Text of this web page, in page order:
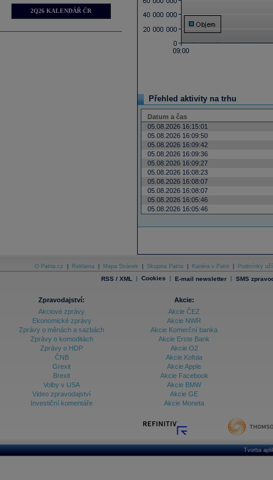
2Q26 KALENDÁŘ ČR
Přehled aktivity na trhu
Datum a čas
05.08.2026 16:15:01
05.08.2026 16:09:50
05.08.2026 16:09:42
05.08.2026 16:09:36
05.08.2026 16:09:27
05.08.2026 16:08:23
05.08.2026 16:08:07
05.08.2026 16:08:07
05.08.2026 16:05:46
05.08.2026 16:05:46
O Patria.cz Reklama Mapa Stránek Skupina Patria Kariéra v Patrii Podmínky
RSS / XML | Cookies | E-mail newsletter | SMS
Zpravodajství:
Akciové zprávy
Ekonomické zprávy
Zprávy o měnách a sazbách
Zprávy o komoditách
Zprávy o HDP
ČNB
Grexit
Brexit
Volby v USA
Video zpravodajství
Investiční komentáře
Akcie:
Akcie ČEZ
Akcie NWR
Akcie Komerční banka
Akcie Erste Bank
Akcie O2
Akcie Kofola
Akcie Apple
Akcie Facebook
Akcie BMW
Akcie GE
Akcie Moneta
Tvorba